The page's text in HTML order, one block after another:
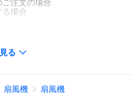
ご注文の場合
る場合
緒にご注文いただいた場合
る
扇風機 扇風機